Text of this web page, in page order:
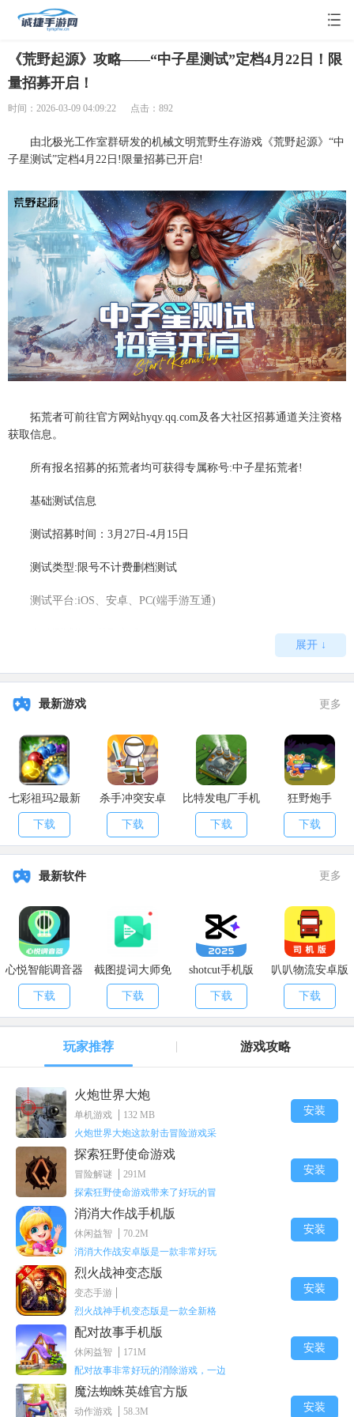
《荒野起源》攻略——“中子星测试”定档4月22日！限
量招募开启！
时间：2026-03-09 04:09:22 点击：892
由北极光工作室群研发的机械文明荒野生存游戏《荒野起源》“中
子星测试”定档4月22日!限量招募已开启!
拓荒者可前往官方网站hyqy.qq.com及各大社区招募通道关注资格
获取信息。
所有报名招募的拓荒者均可获得专属称号:中子星拓荒者!
基础测试信息
测试招募时间：3月27日-4月15日
测试类型:限号不计费删档测试
测试平台:iOS、安卓、PC(端手游互通)
请拓荒者前往游戏官方网站、官方小程序及各大社区招募通道填
注意:提交后无法修改问卷信息，请务必认真填写哦!入选结果及
资格查询方式请关注后续官方公告。
方式二: 官方活动不定期掉落
我们将在《荒野起源》小程序及各大官方社区不定期举办测试资
方式三：开测当天抢先注册获取
为了让更多拓荒者有机会参与本次测试，没有获得测试资格的拓
荒者也可在开测当天通过抢先下载并注册的方式进入游戏(由于系统限
制，仅限安卓端用户)，名额有限，先到先得!具体下载方式请关注后
续官方消息。
更多掉落方式也在持续更新中，关注官网及各大官方社区，第一
本次测试适配机型
测试版本，不代表最终配置标准
【PC端适配要求】
显卡 NVIDIA RTX 2060 显存6GB 及以上
CPU Intel Core i7 10700 及以上
操作系统 Win10 64 位
内存 16GB 及以上
预留30GB 以上存储空间
iPhone 12pro及以上机型
iPad 运行内存6GB及以上机型
展开 ↓
最新游戏 更多
七彩祖玛2最新
版
下载
杀手冲突安卓
下载
比特发电厂手机
版
下载
狂野炮手
下载
最新软件 更多
心悦智能调音器
app
下载
截图提词大师免
费版
下载
shotcut手机版
下载
叭叭物流安卓版
本
下载
玩家推荐 游戏攻略
火炮世界大炮
单机游戏
132 MB
火炮世界大炮这款射击冒险游戏采
安装
探索狂野使命游戏
冒险解谜
291M
探索狂野使命游戏带来了好玩的冒
安装
消消大作战手机版
休闲益智
70.2M
消消大作战安卓版是一款非常好玩
安装
烈火战神变态版
变态手游
烈火战神手机变态版是一款全新格
安装
配对故事手机版
休闲益智
171M
配对故事非常好玩的消除游戏，一边
安装
魔法蜘蛛英雄官方版
动作游戏 58.3M 安装